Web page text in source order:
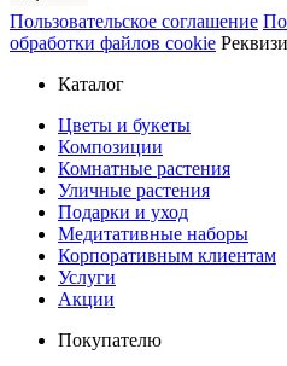
Пользовательское соглашение
обработки файлов cookie
Каталог
Цветы и букеты
Композиции
Комнатные растения
Уличные растения
Подарки и уход
Медитативные наборы
Корпоративным клиентам
Услуги
Акции
Покупателю